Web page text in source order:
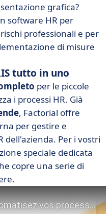
grafica?
software HR per
professionali e per
di misure
tutto in uno
per le piccole
i processi HR. Già
, Factorial offre
per gestire e
dell'azienda. Per i vostri
speciale dedicata
copre una serie di